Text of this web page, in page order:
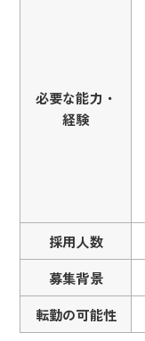
必要な能力・
経験
採用人数
募集背景
転勤の可能性